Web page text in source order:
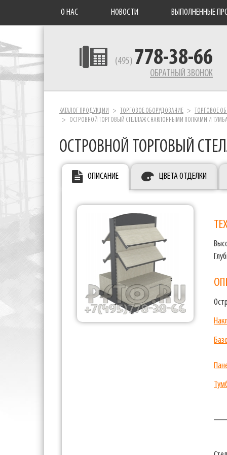
О НАС НОВОСТИ ВЫПОЛНЕННЫЕ
(495) 778-38-66
ОБРАТНЫЙ ЗВОНОК
КАТАЛОГ ПРОДУКЦИИ ТОРГОВОЕ ОБОРУДОВАНИЕ ТОРГОВОЕ
ОСТРОВНОЙ ТОРГОВЫЙ СТЕЛЛАЖ С НАКЛОННЫМИ ПОЛКАМИ И
ОСТРОВНОЙ ТОРГОВЫЙ
ОПИСАНИЕ ЦВЕТА ОТДЕЛКИ